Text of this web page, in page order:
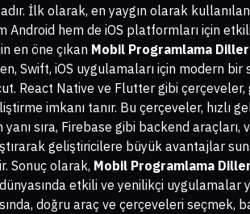
İlk olarak, en yaygın olarak
Android hem de iOS platformları için
en öne çıkan Mobil Programlama
Swift, iOS uygulamaları için modern bir
React Native ve Flutter gibi
imkanı tanır. Bu çerçeveler, hızlı
sıra, Firebase gibi backend araçları,
geliştiricilere büyük avantajlar
Sonuç olarak, Mobil Programlama
etkili ve yenilikçi uygulamalar
doğru araç ve çerçeveleri seçmek,